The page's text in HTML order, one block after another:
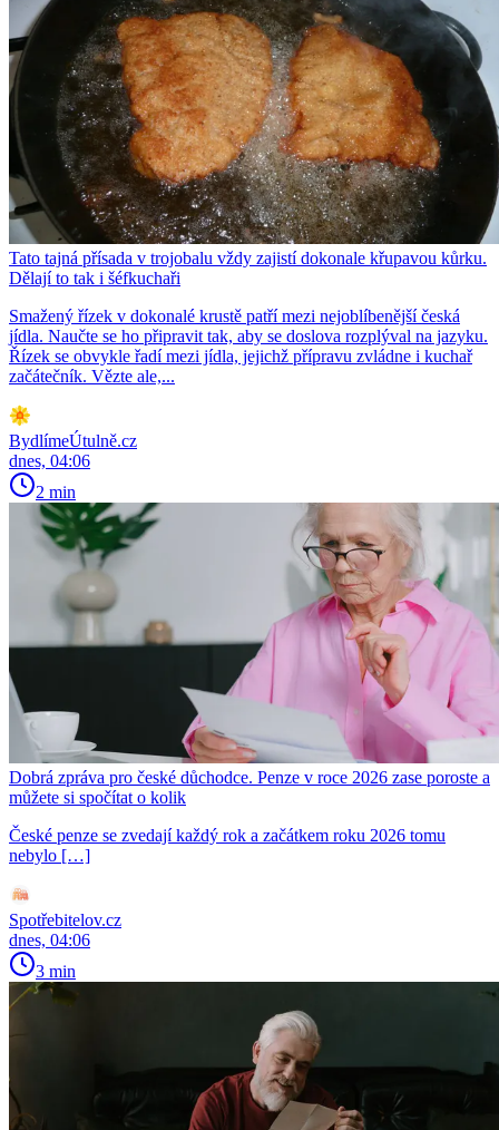
Tato tajná přísada v trojobalu vždy zajistí dokonale křupavou kůrku.
Dělají to tak i šéfkuchaři
Smažený řízek v dokonalé krustě patří mezi nejoblíbenější česká
jídla. Naučte se ho připravit tak, aby se doslova rozplýval na jazyku.
Řízek se obvykle řadí mezi jídla, jejichž přípravu zvládne i kuchař
začátečník. Vězte ale,...
BydlímeÚtulně.cz
dnes, 04:06
2 min
Dobrá zpráva pro české důchodce. Penze v roce 2026 zase poroste a
můžete si spočítat o kolik
České penze se zvedají každý rok a začátkem roku 2026 tomu
nebylo […]
Spotřebitelov.cz
dnes, 04:06
3 min